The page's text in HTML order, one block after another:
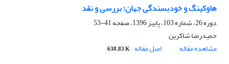
هاوکینگ و خودبسندگی جهان؛ بررسی و نقد
دوره 26، شماره 103، پاییز 1396، صفحه
41-53
حمیدرضا شاکرین
مشاهده مقاله
اصل مقاله 638.83 K